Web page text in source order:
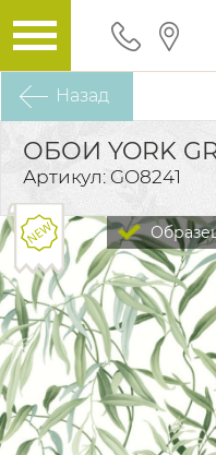
Назад
ОБОИ YORK
Артикул: GO8241